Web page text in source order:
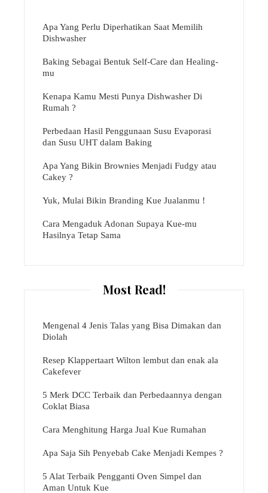
Apa Yang Perlu Diperhatikan Saat Memilih
Dishwasher
Baking Sebagai Bentuk Self-Care dan Healing-
mu
Kenapa Kamu Mesti Punya Dishwasher Di
Rumah ?
Perbedaan Hasil Penggunaan Susu Evaporasi
dan Susu UHT dalam Baking
Apa Yang Bikin Brownies Menjadi Fudgy atau
Cakey ?
Yuk, Mulai Bikin Branding Kue Jualanmu !
Cara Mengaduk Adonan Supaya Kue-mu
Hasilnya Tetap Sama
Most Read!
Mengenal 4 Jenis Talas yang Bisa Dimakan dan
Diolah
Resep Klappertaart Wilton lembut dan enak ala
Cakefever
5 Merk DCC Terbaik dan Perbedaannya dengan
Coklat Biasa
Cara Menghitung Harga Jual Kue Rumahan
Apa Saja Sih Penyebab Cake Menjadi Kempes ?
5 Alat Terbaik Pengganti Oven Simpel dan
Aman Untuk Kue